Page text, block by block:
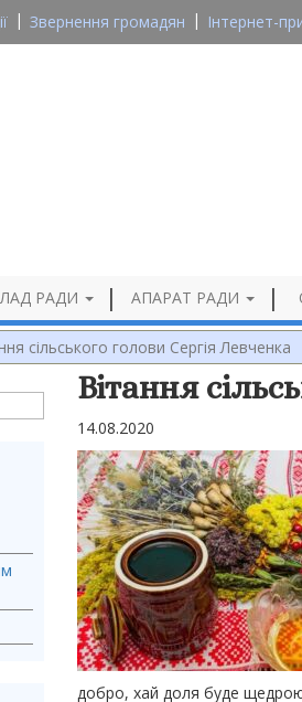
Звернення громадян Інтернет-
РАДИ АПАРАТ РАДИ
сільського голови Сергія Левченка
Вітання
14.08.2020
добро, хай доля буде щедрою